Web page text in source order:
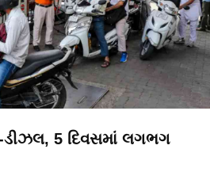
ડીઝલ, 5 દિવસમાં લગભગ